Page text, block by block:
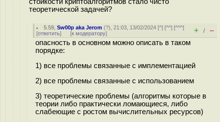
теоретической задачей?
5.59 ,Sw00p aka Jerom (?), 21:03, 13/02/2024 [^] [^^] [^^^]
[ответить] [к модератору] + / –
опасность в основном можно описать в таком
порядке:
1) все проблемы связанные с имплементацией
2) все проблемы связанные с использованием
3) теоретические проблемы (алгоритмы которые в
теории либо практически ломающиеся, либо
слабеющие с ростом вычислительных ресурсов)